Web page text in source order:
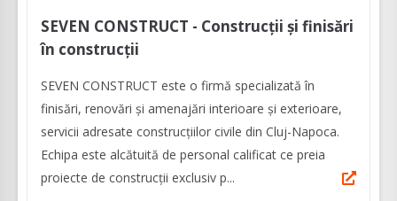
SEVEN CONSTRUCT - Construcții și finisări
în construcții
SEVEN CONSTRUCT este o firmă specializată în
finisări, renovări și amenajări interioare și exterioare,
servicii adresate construcțiilor civile din Cluj-Napoca.
Echipa este alcătuită de personal calificat ce preia
proiecte de construcţii exclusiv p...